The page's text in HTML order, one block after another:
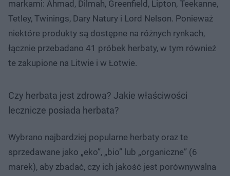
markami: Ahmad, Dilmah, Greenfield, Lipton, Teekanne,
Tetley, Twinings, Dary Natury i Lord Nelson. Ponieważ
niektóre produkty są dostępne na różnych rynkach,
łącznie przebadano 41 próbek herbaty, w tym również
te zakupione na Litwie i w Łotwie.
Czy herbata jest zdrowa? Jakie właściwości
lecznicze posiada herbata?
Wybrano najbardziej popularne herbaty oraz te
sprzedawane jako „eko”, „bio” lub „organiczne” (6
marek), aby zbadać, czy ich jakość jest porównywalna